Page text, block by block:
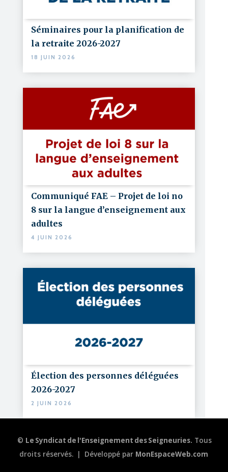
Séminaires pour la planification de
la retraite 2026-2027
18 JUIN 2026
Communiqué FAE – Projet de loi no
8 sur la langue d’enseignement aux
adultes
4 JUIN 2026
Élection des personnes déléguées
2026-2027
2 JUIN 2026
© Le Syndicat de l'Enseignement des Seigneuries. Tous
droits réservés. | Développé par MonEspaceWeb.com